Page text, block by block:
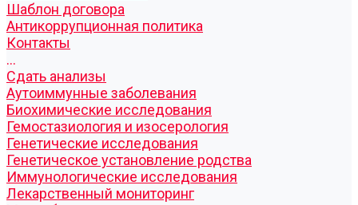
Шаблон договора
Антикоррупционная политика
Контакты
...
Cдать анализы
Аутоиммунные заболевания
Биохимические исследования
Гемостазиология и изосерология
Генетические исследования
Генетическое установление родства
Иммунологические исследования
Лекарственный мониторинг